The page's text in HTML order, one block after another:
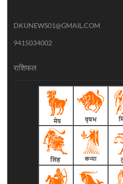
DKUNEWS01@GMAIL.COM
9415034002
राशिफल